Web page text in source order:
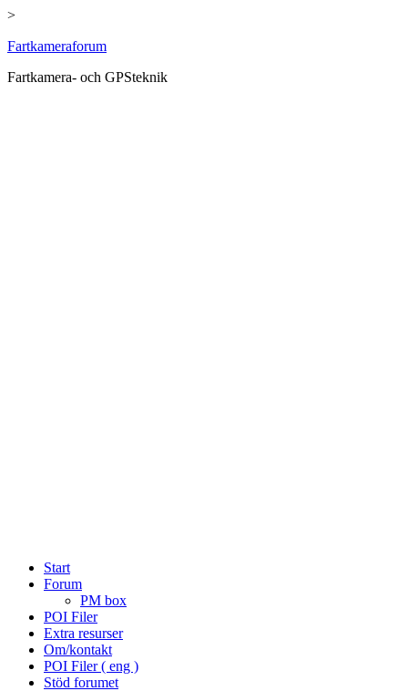
>
Hoppa
innehåll
Fartkameraforum
Fartkamera- och GPSteknik
Start
Forum
PM box
POI Filer
Extra resurser
Om/kontakt
POI Filer ( eng )
Stöd forumet